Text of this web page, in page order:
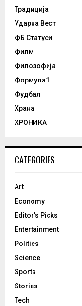
Традиција
Ударна Вест
ФБ Статуси
Филм
Филозофија
Формула1
Фудбал
Храна
ХРОНИКА
CATEGORIES
Art
Economy
Editor's Picks
Entertainment
Politics
Science
Sports
Stories
Tech